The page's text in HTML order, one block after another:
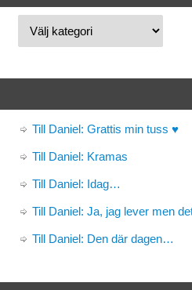
Till Daniel: Grattis min tuss ♥
Till Daniel: Kramas
Till Daniel: Idag…
Till Daniel: Ja, jag lever men
Till Daniel: Den där dagen…